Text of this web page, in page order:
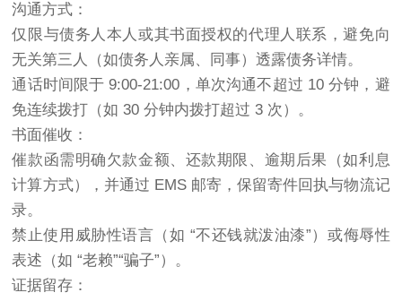
沟通方式：
仅限与债务人本人或其书面授权的代理人联系，避免向
无关第三人（如债务人亲属、同事）透露债务详情。
通话时间限于 9:00-21:00，单次沟通不超过 10 分钟，避
免连续拨打（如 30 分钟内拨打超过 3 次）。
书面催收：
催款函需明确欠款金额、还款期限、逾期后果（如利息
计算方式），并通过 EMS 邮寄，保留寄件回执与物流记
录。
禁止使用威胁性语言（如 “不还钱就泼油漆”）或侮辱性
表述（如 “老赖”“骗子”）。
证据留存：